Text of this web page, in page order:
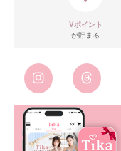
Vポイント
が貯まる